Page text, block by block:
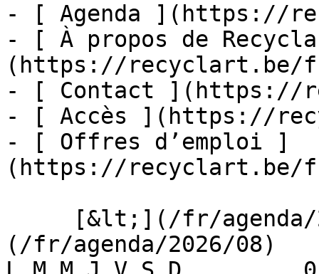
- [ Agenda ](https://
- [ À propos de
(https://recyclart.be/
- [ Contact ](https://
- [ Accès ](https://
- [ Offres d’emploi ]
(https://recyclart.be/
(/fr/agenda/2026/08)